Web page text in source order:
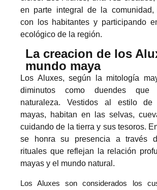
en parte integral de la comunidad,
con los habitantes y participando
ecológico de la región.
La creacion de los
mundo maya
Los Aluxes, según la mitología
diminutos como duendes que
naturaleza. Vestidos al estilo de
mayas, habitan en las selvas,
cuidando de la tierra y sus tesoros.
se honra su presencia a través
rituales que reflejan la relación
mayas y el mundo natural.
Los Aluxes son considerados los